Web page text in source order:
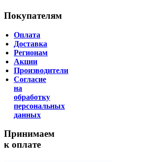
Покупателям
Оплата
Доставка
Регионам
Акции
Производители
Согласие
на
обработку
персональных
данных
Принимаем
к оплате